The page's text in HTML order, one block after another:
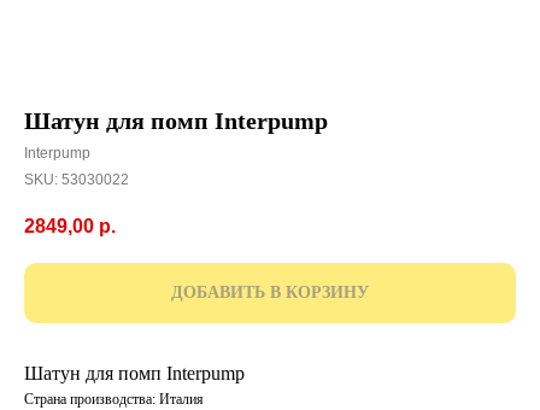
Шатун для помп Interpump
Interpump
SKU: 53030022
2849,00 р.
ДОБАВИТЬ В КОРЗИНУ
Шатун для помп Interpump
Страна производства: Италия